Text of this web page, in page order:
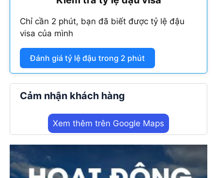
Chỉ cần 2 phút, bạn đã biết được tỷ lệ đậu
visa của mình
Đánh giá tỷ lệ đậu trong 2 phút
Cảm nhận khách hàng
Xem thêm trên Google Maps